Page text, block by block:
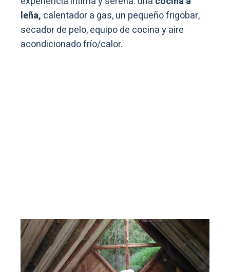
leña, calentador a gas, un pequeño frigobar,
secador de pelo, equipo de cocina y aire
acondicionado frío/calor.